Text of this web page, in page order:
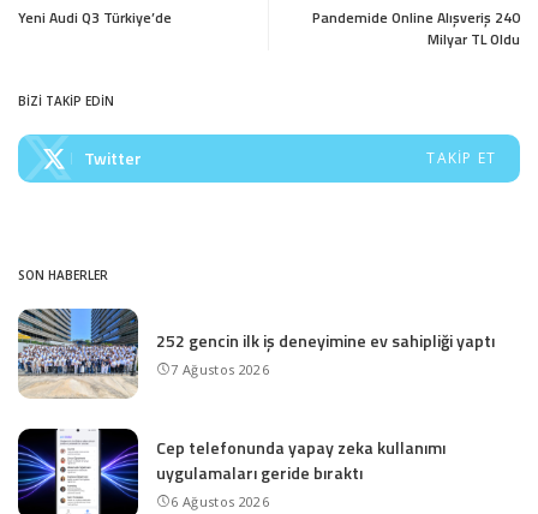
Yeni Audi Q3 Türkiye’de
Pandemide Online Alışveriş 240
Milyar TL Oldu
BİZİ TAKİP EDİN
Twitter TAKIP ET
SON HABERLER
252 gencin ilk iş deneyimine ev sahipliği yaptı
7 Ağustos 2026
Cep telefonunda yapay zeka kullanımı
uygulamaları geride bıraktı
6 Ağustos 2026